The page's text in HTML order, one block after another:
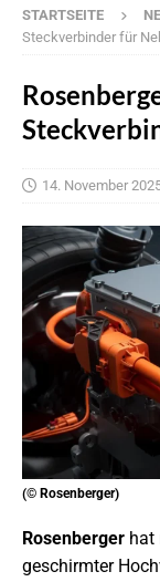
STARTSEITE
Steckverbinder für
14. November
(© Rosenberger)
Rosenberger hat
geschirmter